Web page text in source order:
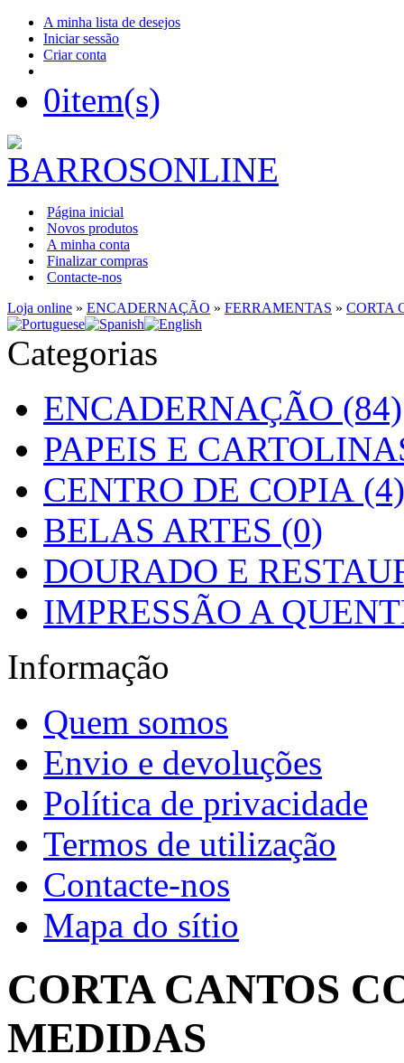
A minha lista de desejos
Iniciar sessão
Criar conta
0item(s)
Página inicial
Novos produtos
A minha conta
Finalizar compras
Contacte-nos
Loja online » ENCADERNAÇÃO » FERRAMENTAS » CORTA
Categorias
ENCADERNAÇÃO (84)
PAPEIS E
CENTRO DE COPIA (4)
BELAS ARTES (0)
DOURADO E
IMPRESSÃO A
Informação
Quem somos
Envio e devoluções
Política de privacidade
Termos de utilização
Contacte-nos
Mapa do sítio
CORTA CANTOS
MEDIDAS